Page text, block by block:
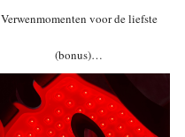
Verwenmomenten voor de liefste
(bonus)…